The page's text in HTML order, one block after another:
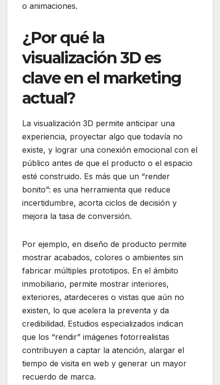
o animaciones.
¿Por qué la
visualización 3D es
clave en el marketing
actual?
La visualización 3D permite anticipar una
experiencia, proyectar algo que todavía no
existe, y lograr una conexión emocional con el
público antes de que el producto o el espacio
esté construido. Es más que un “render
bonito”: es una herramienta que reduce
incertidumbre, acorta ciclos de decisión y
mejora la tasa de conversión.
Por ejemplo, en diseño de producto permite
mostrar acabados, colores o ambientes sin
fabricar múltiples prototipos. En el ámbito
inmobiliario, permite mostrar interiores,
exteriores, atardeceres o vistas que aún no
existen, lo que acelera la preventa y da
credibilidad. Estudios especializados indican
que los “rendir” imágenes fotorrealistas
contribuyen a captar la atención, alargar el
tiempo de visita en web y generar un mayor
recuerdo de marca.